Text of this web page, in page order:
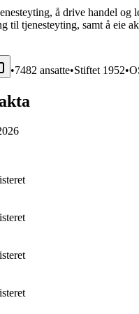
å drive handel og
til tjenesteyting, samt å eie
•7482 ansatte•Stiftet 1952•